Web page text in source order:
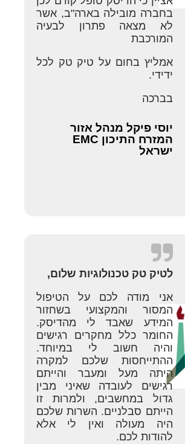
בחברה מובילה בארה"ב, אשר
לא מצאה פתרון לבעיה
המורכבת
אמליץ בחום על טיק טק לכל
ידידי.
בברכה
יוסי פיקל מנהל אזור
המזרח התיכון EMC
ישראל
לטיק טק טכנולוגיות שלום,
אני מודה לכם על הטיפול
המסור והמקצועי בשחזור
המידע שאבד לי מהדיסק.
החומר כלל מחקרים רגישים
והיה חשוב לי במיוחד.
ההתייחסות שלכם למקרה
היתה מעל ומעבר והייתם
רגישים לעובדה שאיני מבין
גדול במחשבים, ולמרות זו
הייתם סבלניים. השרות שלכם
היה מעולה ואין לי אלא
להודות לכם.